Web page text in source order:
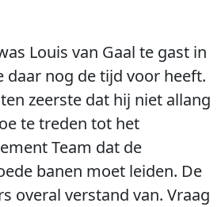
Louis van Gaal te gast in
daar nog de tijd voor heeft.
zeerste dat hij niet allang
te treden tot het
Team dat de
banen moet leiden. De
overal verstand van. Vraag